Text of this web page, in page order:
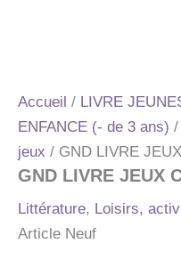
Accueil / LIVRE
ENFANCE (- de 3 ans) /
jeux / GND LIVRE
GND LIVRE JEUX
Littérature, Loisirs,
Article Neuf